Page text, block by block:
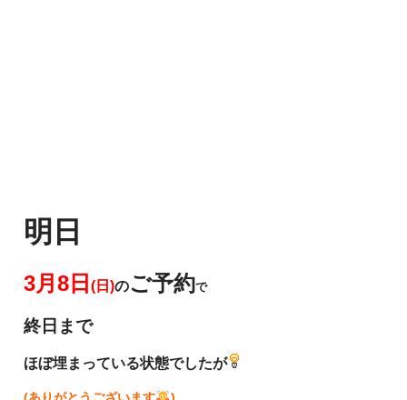
明日
3月8日(日)のご予約で
終日まで
ほぼ埋まっている状態でしたが